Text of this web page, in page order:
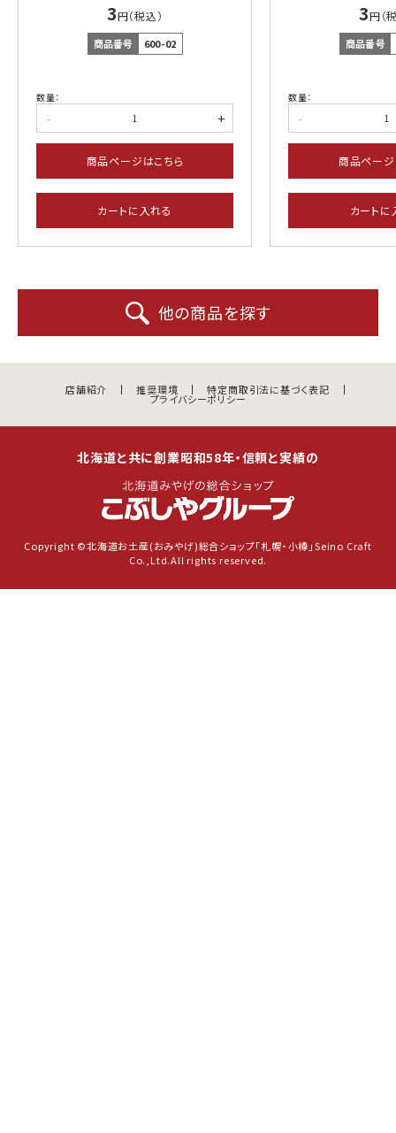
3円（税込）
商品番号 600-02
数量：
- +
商品ページはこちら
カートに入れる
3円（
商品番号
数量：
-
商品ページ
カートに
他の商品を探す
店舗紹介 推奨環境 特定商取引法に基づく表記
プライバシーポリシー
北海道と共に創業昭和58年・信頼と実績の
Copyright ©北海道お土産(おみやげ)総合ショップ「札幌・小樽」Seino Craft
Co.,Ltd.All rights reserved.